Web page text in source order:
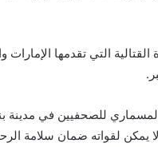
التي تقدمها
للصحفيين في مدينة
لقواته ضمان سلامة